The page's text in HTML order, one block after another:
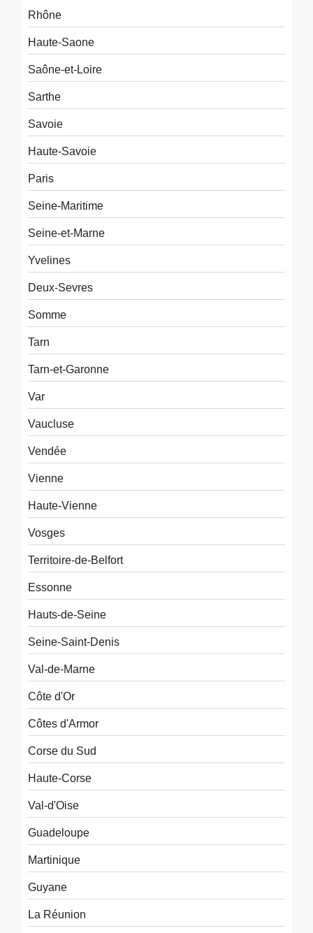
Rhône
Haute-Saone
Saône-et-Loire
Sarthe
Savoie
Haute-Savoie
Paris
Seine-Maritime
Seine-et-Marne
Yvelines
Deux-Sevres
Somme
Tarn
Tarn-et-Garonne
Var
Vaucluse
Vendée
Vienne
Haute-Vienne
Vosges
Territoire-de-Belfort
Essonne
Hauts-de-Seine
Seine-Saint-Denis
Val-de-Marne
Côte d'Or
Côtes d'Armor
Corse du Sud
Haute-Corse
Val-d'Oise
Guadeloupe
Martinique
Guyane
La Réunion